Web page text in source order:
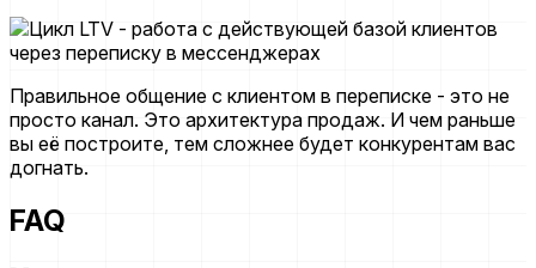
Правильное общение с клиентом в переписке - это не
просто канал. Это архитектура продаж. И чем раньше
вы её построите, тем сложнее будет конкурентам вас
догнать.
FAQ